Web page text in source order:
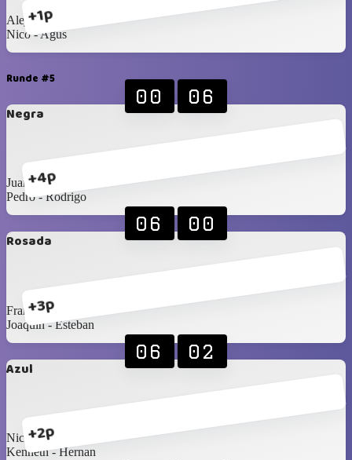
+1p
Alejandro - Alexis
Nico - Agus
Runde #5
Negra
+4p
00 06
Juan - Claudio
Pedro - Rodrigo
Rosada
+3p
06 00
Francisco ‐ Gerardo
Joaquín - Esteban
Azul
+2p
06 02
Nico - Agus
Kenneth - Hernan